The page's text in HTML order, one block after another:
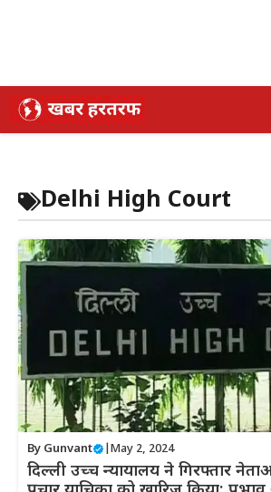
Skip
Delhi High Court
By Gunvant May 2, 2024
दिल्ली उच्च न्यायालय ने गिरफ्तार